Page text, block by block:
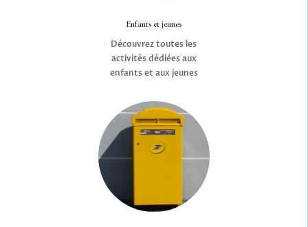
Enfants et jeunes
Découvrez toutes les
activités dédiées aux
enfants et aux jeunes